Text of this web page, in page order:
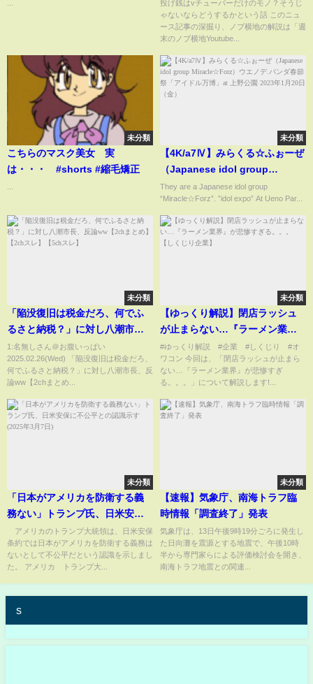
投げ銭はvチューバーだけのモノ？そうじ
ゃないならどうするかという話 このニュ
ース記事の深掘り、ノブ横地の解説は「週
末のノブ横地Youtube...
未分類
こちらのマスク美女 実
は・・・ #shorts #縮毛矯正
未分類
【4K/a7Ⅳ】みらくる☆ふぉーぜ
（Japanese idol group
Miracle☆Forz）ウエノデ.パンダ
春節祭「アイドル万博」at 上野
公園 2023年1月20日（金）
They are a Japanese idol group
“Miracle☆Forz”. ”idol expo” At Ueno Par...
未分類
「陥没復旧は税金だろ、何でふ
るさと納税？」に対し八潮市
長、反論ww【2chまとめ】
【2chスレ】【5chスレ】
1:名無しさん＠お腹いっぱい
2025.02.26(Wed) 「陥没復旧は税金だろ、
何でふるさと納税？」に対し八潮市長、反
論ww【2chまとめ...
未分類
【ゆっくり解説】閉店ラッシュ
が止まらない…『ラーメン業
界』が悲惨すぎる。。。【しく
じり企業】
#ゆっくり解説 #企業 #しくじり #オ
ワコン 今回は、「閉店ラッシュが止まら
ない…『ラーメン業界』が悲惨すぎ
る。。。」について解説します!...
未分類
「日本がアメリカを防衛する義
務ない」トランプ氏、日米安保
に不公平との認識示す(2025年3
月7日)
アメリカのトランプ大統領は、日米安保
条約では日本がアメリカを防衛する義務は
ないとして不公平だという認識を示しまし
た。 アメリカ トランプ大...
未分類
【速報】気象庁、南海トラフ臨
時情報「調査終了」発表
気象庁は、13日午後9時19分ごろに発生し
た日向灘を震源とする地震で、午後10時
半から専門家らによる評価検討会を開き、
南海トラフ地震との関連...
s